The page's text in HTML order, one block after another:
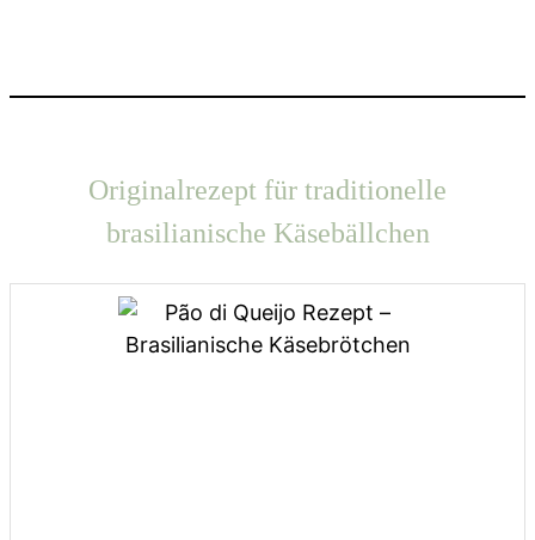
Originalrezept für traditionelle
brasilianische Käsebällchen